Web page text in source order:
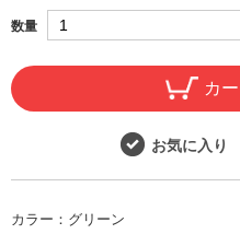
数量
カ
お気に入り
カラー： グリーン